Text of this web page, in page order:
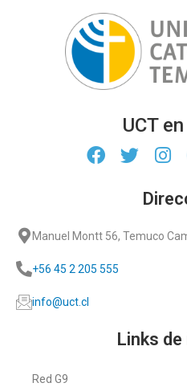
UCT
Manuel Montt 56, Temuco
+56 45 2 205 555
info@uct.cl
Links
Red G9